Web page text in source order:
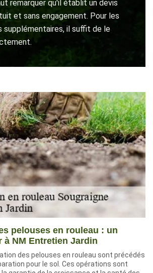
remarquer qu'il établit un devis
et sans engagement. Pour les
supplémentaires, il suffit de le
pelouses en rouleau : un
à NM Entretien Jardin
des pelouses en rouleau sont précédés
pour le sol. Ces opérations sont